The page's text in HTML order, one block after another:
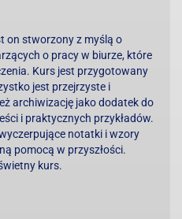
on stworzony z myślą o
o pracy w biurze, które
Kurs jest przygotowany
jest przejrzyste i
archiwizację jako dodatek do
i praktycznych przykładów.
notatki i wzory
pomocą w przyszłości.
kurs.